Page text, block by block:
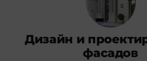
Дизайн и
фасадов